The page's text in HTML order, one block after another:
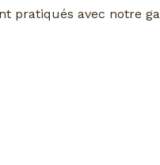
pratiqués avec notre